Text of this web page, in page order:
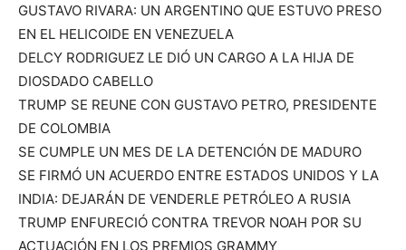
GUSTAVO RIVARA: UN ARGENTINO QUE ESTUVO PRESO
EN EL HELICOIDE EN VENEZUELA
DELCY RODRIGUEZ LE DIÓ UN CARGO A LA HIJA DE
DIOSDADO CABELLO
TRUMP SE REUNE CON GUSTAVO PETRO, PRESIDENTE
DE COLOMBIA
SE CUMPLE UN MES DE LA DETENCIÓN DE MADURO
SE FIRMÓ UN ACUERDO ENTRE ESTADOS UNIDOS Y LA
INDIA: DEJARÁN DE VENDERLE PETRÓLEO A RUSIA
TRUMP ENFURECIÓ CONTRA TREVOR NOAH POR SU
ACTUACIÓN EN LOS PREMIOS GRAMMY